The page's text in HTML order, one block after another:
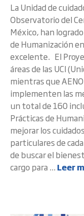
La Unidad de
Observatorio del
México, han
de Humanización
excelente. El
áreas de las UCI
mientras que
implementen las
un total de 160
Prácticas de
mejorar los
particulares de
de buscar el
cargo para ... Leer